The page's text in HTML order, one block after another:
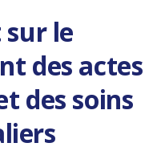
sur le
des actes
des soins